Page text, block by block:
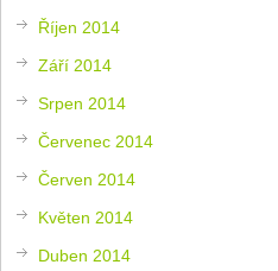
Říjen 2014
Září 2014
Srpen 2014
Červenec 2014
Červen 2014
Květen 2014
Duben 2014